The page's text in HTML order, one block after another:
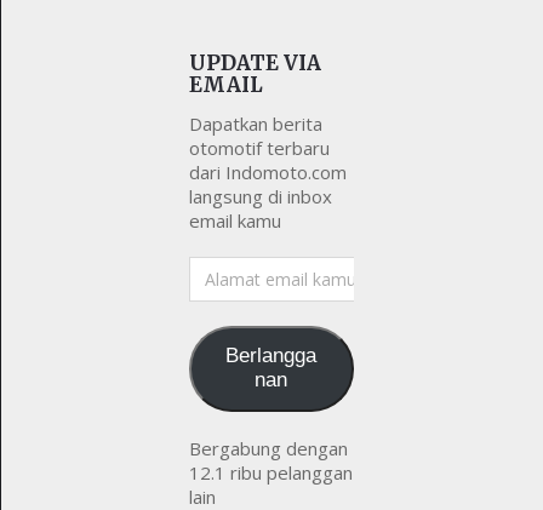
UPDATE VIA
EMAIL
Dapatkan berita
otomotif terbaru
dari Indomoto.com
langsung di inbox
email kamu
Alamat
email
Berlangga
nan
Bergabung dengan
12.1 ribu pelanggan
lain